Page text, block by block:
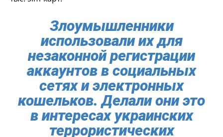
Злоумышленники
использовали их для
незаконной регистрации
аккаунтов в социальных
сетях и электронных
кошельков. Делали они это
в интересах украинских
террористических